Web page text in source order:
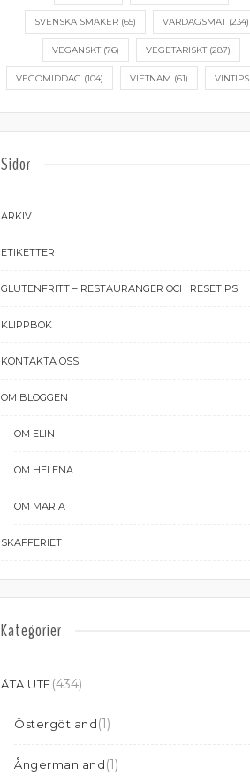
SVENSKA SMAKER(65) VARDAGSMAT(234)
VEGANSKT(76) VEGETARISKT(287)
VEGOMIDDAG (104) VIETNAM (61) VINTIPS
Sidor
ARKIV
ETIKETTER
GLUTENFRITT – RESTAURANGER OCH RESETIPS
KLIPPBOK
KONTAKTA OSS
OM BLOGGEN
OM ELIN
OM HELENA
OM MARIA
SKAFFERIET
Kategorier
ÄTA UTE(434)
Östergötland(1)
Ångermanland(1)